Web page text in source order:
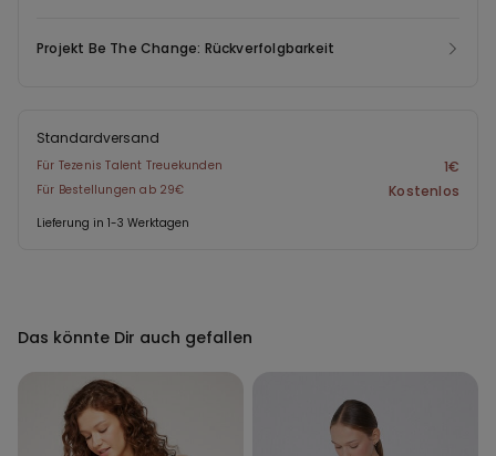
Projekt Be The Change: Rückverfolgbarkeit
Standardversand
Für Tezenis Talent Treuekunden 1€
Für Bestellungen ab 29€ Kostenlos
Lieferung in 1-3 Werktagen
Das könnte Dir auch gefallen